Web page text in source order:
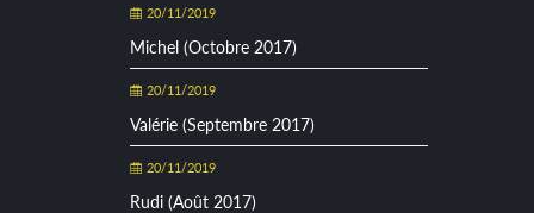
20/11/2019
Michel (Octobre 2017)
20/11/2019
Valérie (Septembre 2017)
20/11/2019
Rudi (Août 2017)